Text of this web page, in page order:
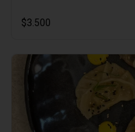
$3.500